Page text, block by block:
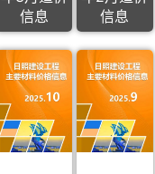
信息
信息